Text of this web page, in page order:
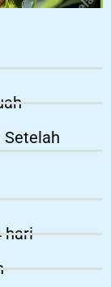
Setelah
hari